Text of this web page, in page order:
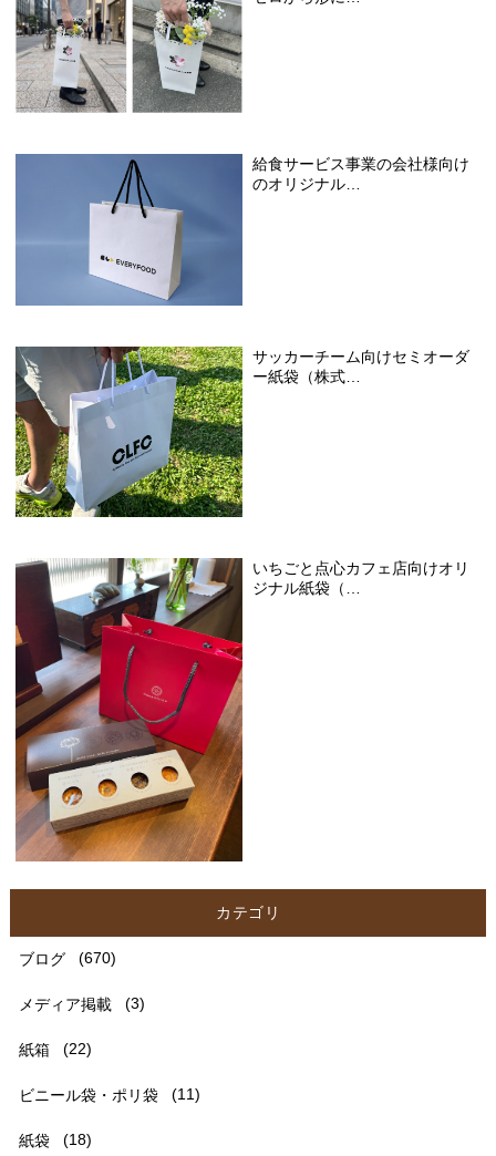
給食サービス事業の会社様向け
のオリジナル…
サッカーチーム向けセミオーダ
ー紙袋（株式…
いちごと点心カフェ店向けオリ
ジナル紙袋（…
カテゴリ
ブログ (670)
メディア掲載 (3)
紙箱 (22)
ビニール袋・ポリ袋 (11)
紙袋 (18)